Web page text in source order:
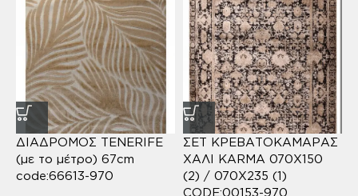
ΔΙΑΔΡΟΜΟΣ TENERIFE
(με το μέτρο) 67cm
code:66613-970
ΣΕΤ ΚΡΕΒΑΤΟΚΑΜΑΡΑΣ
ΧΑΛΙ KARMA 070X150
(2) / 070X235 (1)
CODE:00153-970